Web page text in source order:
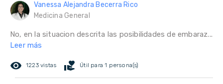
Vanessa Alejandra Becerra Rico
Medicina General
No, en la situacion descrita las posibilidades de embaraz...
Leer más
remove_red_eye 1223 vistas volunteer_activism Útil para 1 persona(s)